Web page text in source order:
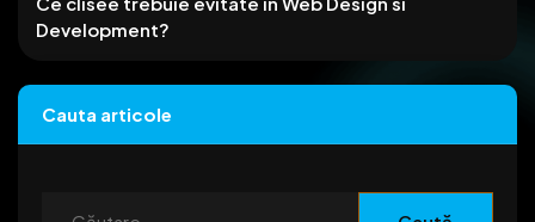
Development?
Cauta articole